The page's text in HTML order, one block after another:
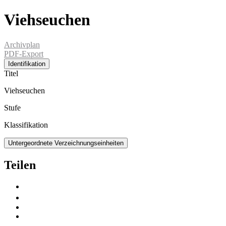
Viehseuchen
Archivplan
PDF-Export
Identifikation
Titel
Viehseuchen
Stufe
Klassifikation
Untergeordnete Verzeichnungseinheiten
Teilen